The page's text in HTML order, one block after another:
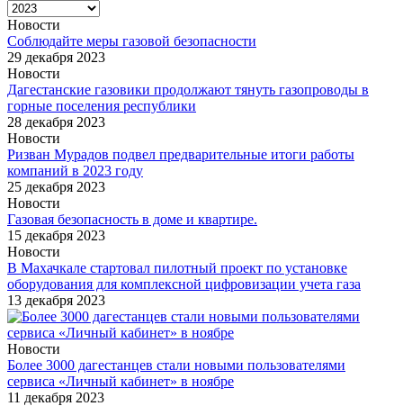
Новости
Соблюдайте меры газовой безопасности
29 декабря 2023
Новости
Дагестанские газовики продолжают тянуть газопроводы в
горные поселения республики
28 декабря 2023
Новости
Ризван Мурадов подвел предварительные итоги работы
компаний в 2023 году
25 декабря 2023
Новости
Газовая безопасность в доме и квартире.
15 декабря 2023
Новости
В Махачкале стартовал пилотный проект по установке
оборудования для комплексной цифровизации учета газа
13 декабря 2023
Новости
Более 3000 дагестанцев стали новыми пользователями
сервиса «Личный кабинет» в ноябре
11 декабря 2023